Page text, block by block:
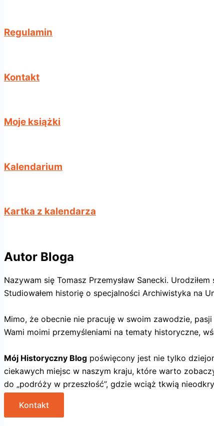
Regulamin
Kontakt
Moje książki​
Kalendarium
Kartka z kalendarza
Autor Bloga
Nazywam się Tomasz Przemysław Sanecki.
Studiowałem historię o specjalności Archiwistyka na
Mimo, że obecnie nie pracuję w swoim zawodzie,
Wami moimi przemyśleniami na tematy historyczne,
Mój Historyczny Blog poświęcony jest nie tylko
ciekawych miejsc w naszym kraju, które warto
do „podróży w przeszłość”, gdzie wciąż tkwią
Kontakt